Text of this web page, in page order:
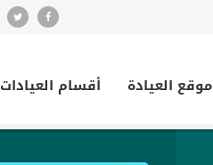
موقع العيادة أقسام العيادات